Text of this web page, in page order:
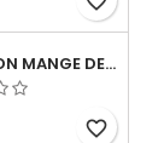
LOCATION MANGE DEBOUT AVEC LYCRA BLANC
favorite_border